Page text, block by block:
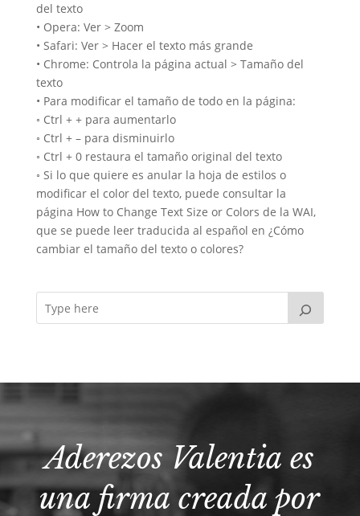
del texto
• Opera: Ver > Zoom
• Safari: Ver > Hacer el texto más grande
• Chrome: Controla la página actual > Tamaño del
texto
• Para modificar el tamaño de todo en la página:
◦ Ctrl + + para aumentarlo
◦ Ctrl + – para disminuirlo
◦ Ctrl + 0 restaura el tamaño original del texto
◦ Si lo que quiere es anular la hoja de estilos o
modificar el color del texto, puede consultar la
página How to Change Text Size or Colors de la WAI,
que se puede leer traducida al español en ¿Cómo
cambiar el tamaño del texto o colores?
Aderezos Valentia es
una firma creada por